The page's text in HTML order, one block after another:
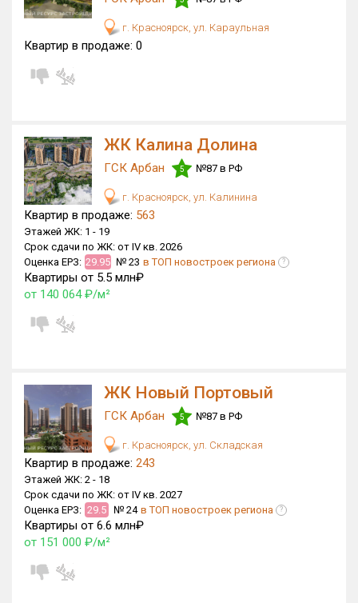
г. Красноярск, ул. Караульная
Квартир в продаже: 0
ЖК Калина Долина
ГСК Арбан 5 №87 в РФ
г. Красноярск, ул. Калинина
Квартир в продаже: 563
Этажей ЖК: 1 - 19
Срок сдачи по ЖК: от IV кв. 2026
Оценка ЕРЗ: 29.95 № 23 в ТОП новостроек региона ?
Квартиры от 5.5 млн₽
от 140 064 ₽/м²
ЖК Новый Портовый
ГСК Арбан 5 №87 в РФ
г. Красноярск, ул. Складская
Квартир в продаже: 243
Этажей ЖК: 2 - 18
Срок сдачи по ЖК: от IV кв. 2027
Оценка ЕРЗ: 29.5 № 24 в ТОП новостроек региона ?
Квартиры от 6.6 млн₽
от 151 000 ₽/м²